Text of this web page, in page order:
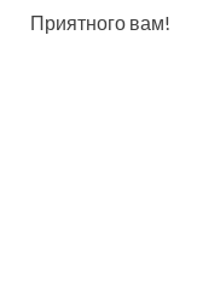
Приятного вам!